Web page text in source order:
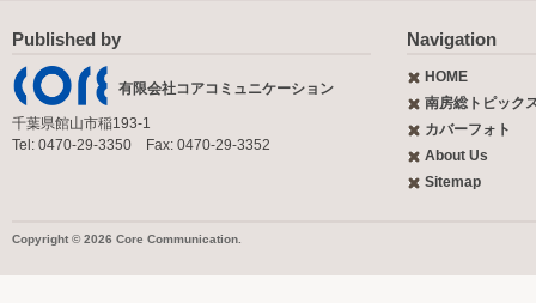
Published by
有限会社コアコミュニケーション
千葉県館山市稲193-1
Tel: 0470-29-3350 Fax: 0470-29-3352
Navigation
HOME
南房総トピック
カバーフォト
About Us
Sitemap
Copyright © 2026 Core Communication.